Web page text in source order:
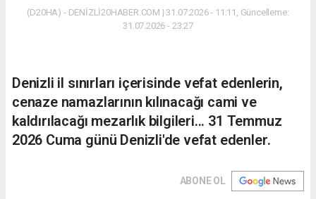
(D20HA) - DENİZLİ20HABER.COM | 31.07.2026 - 11:11, Güncelleme:
31.07.2026 - 23:27
Denizli il sınırları içerisinde vefat edenlerin,
cenaze namazlarının kılınacağı cami ve
kaldırılacağı mezarlık bilgileri... 31 Temmuz
2026 Cuma günü Denizli'de vefat edenler.
ABONE OL